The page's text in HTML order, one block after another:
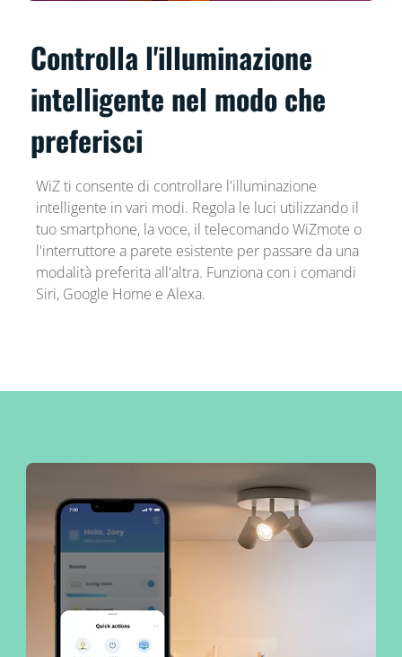
Controlla l'illuminazione
intelligente nel modo che
preferisci
WiZ ti consente di controllare l'illuminazione
intelligente in vari modi. Regola le luci utilizzando il
tuo smartphone, la voce, il telecomando WiZmote o
l'interruttore a parete esistente per passare da una
modalità preferita all'altra. Funziona con i comandi
Siri, Google Home e Alexa.